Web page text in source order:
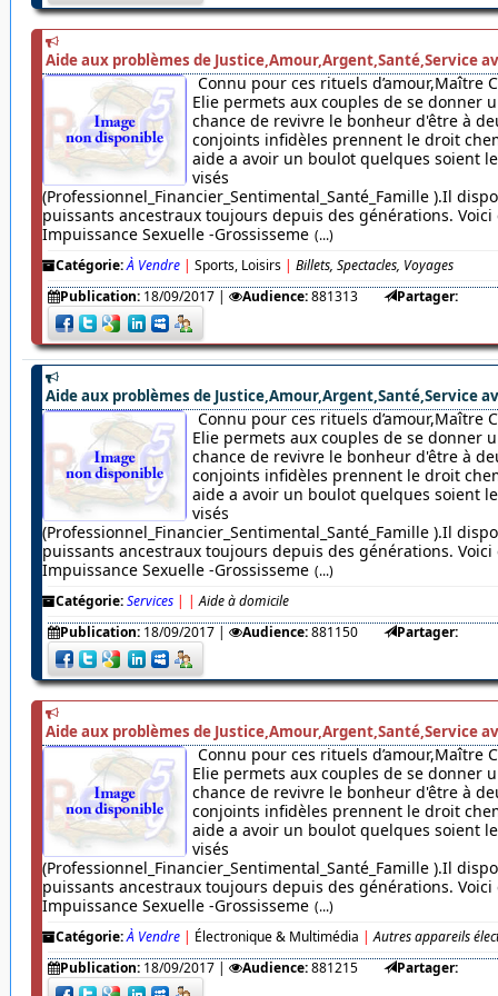
Aide aux problèmes de Justice,Amour,Argent,Santé,Service
Connu pour ces rituels d’amour,Maître
Elie permets aux couples de se donner
chance de revivre le bonheur d'être à
conjoints infidèles prennent le droit
aide a avoir un boulot quelques soient
visés
(Professionnel_Financier_Sentimental_Santé_Famille ).Il
puissants ancestraux toujours depuis des générations. Voici
Impuissance Sexuelle -Grossisseme (...)
Catégorie:À Vendre | Sports, Loisirs | Billets, Spectacles, Voyages
Publication: 18/09/2017| Audience:881313 Partager:
Aide aux problèmes de Justice,Amour,Argent,Santé,Service
Connu pour ces rituels d’amour,Maître
Elie permets aux couples de se donner
chance de revivre le bonheur d'être à
conjoints infidèles prennent le droit
aide a avoir un boulot quelques soient
visés
(Professionnel_Financier_Sentimental_Santé_Famille ).Il
puissants ancestraux toujours depuis des générations. Voici
Impuissance Sexuelle -Grossisseme (...)
Catégorie:Services | | Aide à domicile
Publication: 18/09/2017| Audience:881150 Partager:
Aide aux problèmes de Justice,Amour,Argent,Santé,Service
Connu pour ces rituels d’amour,Maître
Elie permets aux couples de se donner
chance de revivre le bonheur d'être à
conjoints infidèles prennent le droit
aide a avoir un boulot quelques soient
visés
(Professionnel_Financier_Sentimental_Santé_Famille ).Il
puissants ancestraux toujours depuis des générations. Voici
Impuissance Sexuelle -Grossisseme (...)
Catégorie:À Vendre | Électronique & Multimédia | Autres appareils
Publication: 18/09/2017| Audience:881215 Partager: